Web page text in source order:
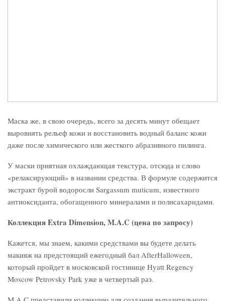
Маска же, в свою очередь, всего за десять минут обещает
выровнять рельеф кожи и восстановить водный баланс кожи
даже после химического или жесткого абразивного пилинга.
У маски приятная охлаждающая текстура, отсюда и слово
«релаксирующий» в названии средства. В формуле содержится
экстракт бурой водоросли Sargassum muticum, известного
антиоксиданта, обогащенного минералами и полисахаридами.
Коллекция Extra Dimension, M.A.C (цена по запросу)
Кажется, мы знаем, какими средствами вы будете делать
макияж на предстоящий ежегодный бал AfterHalloween,
который пройдет в московской гостинице Hyatt Regency
Moscow Petrovsky Park уже в четвертый раз.